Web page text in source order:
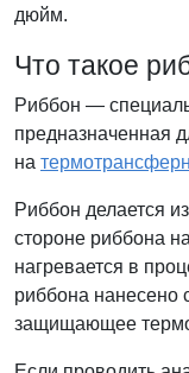
дюйм.
Что такое
Риббон —
предназначенная
на
Риббон делается
стороне риббона
нагревается в
риббона нанесено
защищающее